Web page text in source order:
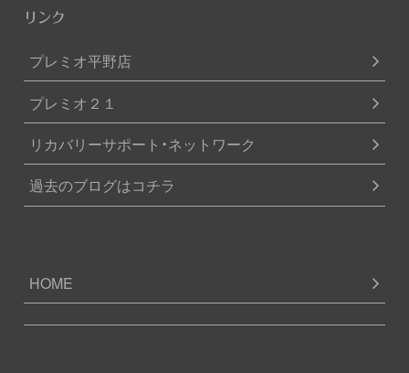
リンク
プレミオ平野店
プレミオ２１
リカバリーサポート・ネットワーク
過去のブログはコチラ
HOME